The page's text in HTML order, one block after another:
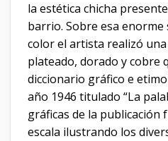
la estética chicha
barrio. Sobre esa
color el artista realizó
plateado, dorado y cobre
diccionario gráfico e
año 1946 titulado “La
gráficas de la
escala ilustrando los